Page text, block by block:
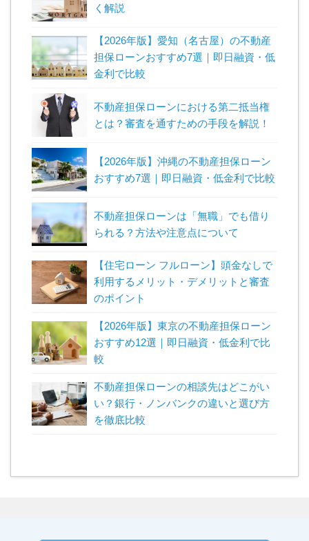
く解説
【2026年版】愛知（名古屋）の不動産
担保ローンおすすめ7選｜即日融資・低
金利で比較
不動産担保ローンにおける第二抵当権
とは？審査を通すための手段を解説！
【2026年版】沖縄の不動産担保ローン
おすすめ7選｜即日融資・低金利で比較
不動産担保ローンは「無職」でも借り
られる？方法や注意点について
【住宅ローン フルローン】頭金なしで
利用するメリット・デメリットと審査
のポイント
【2026年版】東京の不動産担保ローン
おすすめ12選｜即日融資・低金利で比
較
不動産担保ローンの相談先はどこがい
い？銀行・ノンバンクの違いと選び方
を徹底比較